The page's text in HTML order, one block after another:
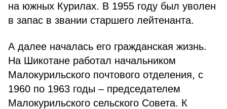
на южных Курилах. В 1955 году был уволен
в запас в звании старшего лейтенанта.
А далее началась его гражданская жизнь.
На Шикотане работал начальником
Малокурильского почтового отделения, с
1960 по 1963 годы – председателем
Малокурильского сельского Совета. К